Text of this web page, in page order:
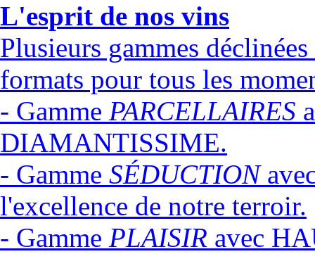
L'esprit de nos vins
Plusieurs gammes
formats pour tous les
- Gamme PARCELLAIRES
DIAMANTISSIME.
- Gamme SÉDUCTION
l'excellence de notre terroir.
- Gamme PLAISIR avec